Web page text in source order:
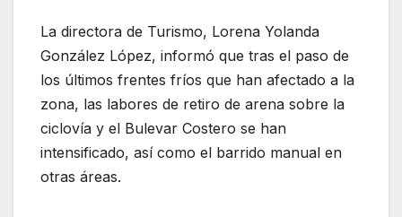
La directora de Turismo, Lorena Yolanda
González López, informó que tras el paso de
los últimos frentes fríos que han afectado a la
zona, las labores de retiro de arena sobre la
ciclovía y el Bulevar Costero se han
intensificado, así como el barrido manual en
otras áreas.